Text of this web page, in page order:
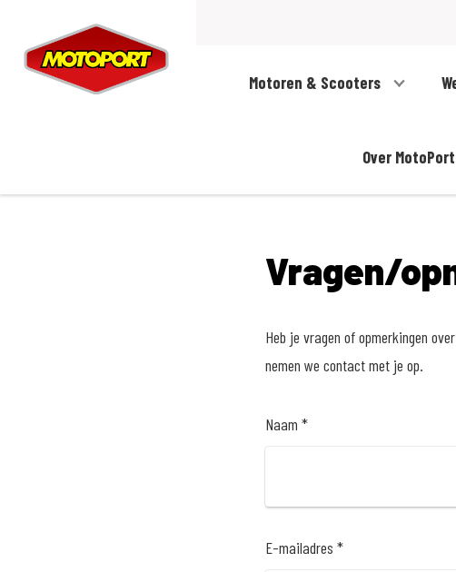
Motoren & Scooters
Over MotoPort
Vragen/
Heb je vragen of opmerkingen
nemen we contact met je op.
Naam *
E-mailadres *